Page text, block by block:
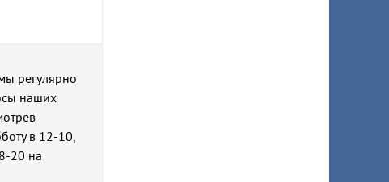
регулярно
наших
в 12-10,
20 на